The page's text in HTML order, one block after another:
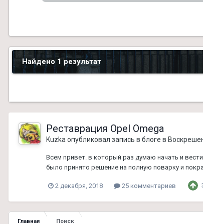
Найдено 1 результат
Реставрация Opel Omega
Kuzka опубликовал запись в блоге в
Всем привет. в который раз думаю начать и
было принято решение на полную поварку и
2 декабря, 2018 25 комментариев
Главная Поиск